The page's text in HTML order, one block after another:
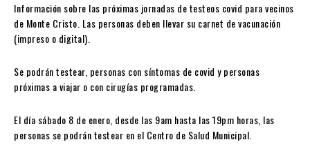
Información sobre las próximas jornadas de testeos covid para vecinos
de Monte Cristo. Las personas deben llevar su carnet de vacunación
(impreso o digital).
Se podrán testear, personas con síntomas de covid y personas
próximas a viajar o con cirugías programadas.
El día sábado 8 de enero, desde las 9am hasta las 19pm horas, las
personas se podrán testear en el Centro de Salud Municipal.